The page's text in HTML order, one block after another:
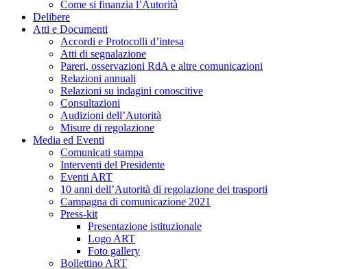
Come si finanzia l’Autorità
Delibere
Atti e Documenti
Accordi e Protocolli d’intesa
Atti di segnalazione
Pareri, osservazioni RdA e altre comunicazioni
Relazioni annuali
Relazioni su indagini conoscitive
Consultazioni
Audizioni dell’Autorità
Misure di regolazione
Media ed Eventi
Comunicati stampa
Interventi del Presidente
Eventi ART
10 anni dell’Autorità di regolazione dei trasporti
Campagna di comunicazione 2021
Press-kit
Presentazione istituzionale
Logo ART
Foto gallery
Bollettino ART